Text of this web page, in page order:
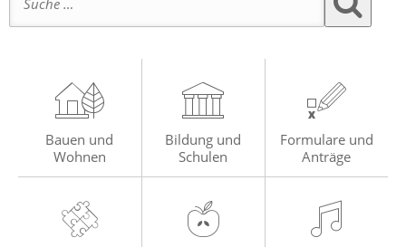
Bauen und
Wohnen
Bildung und
Schulen
Formulare und
Anträge